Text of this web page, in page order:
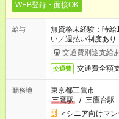
WEB登録・面接OK
給与
無資格未経験：時
い／週払い制度あ
完了次第のお支払い
交通費別途支給
交通費 交通費全額
勤務地
東京都三鷹市
三鷹駅
/ 三鷹台駅
＜シニア向けマン